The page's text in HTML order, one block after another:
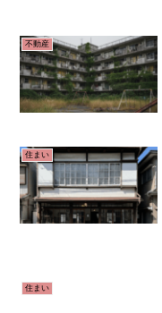
不動産
住まい
住まい